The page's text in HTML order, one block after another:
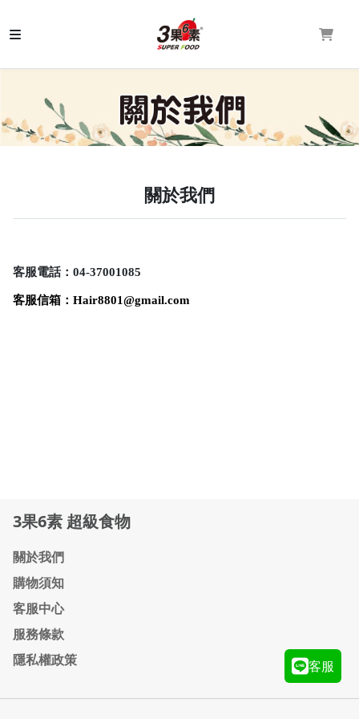
關於我們
客服電話：04-37001085
客服信箱：Hair8801@gmail.com
客服
3果6素 超級食物
關於我們
購物須知
客服中心
服務條款
隱私權政策